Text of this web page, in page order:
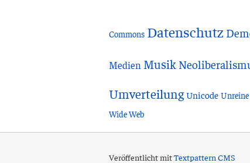
Commons Datenschutz
Medien Musik
Umverteilung Unicode
Wide Web
Veröffentlicht mitTextpattern CMS